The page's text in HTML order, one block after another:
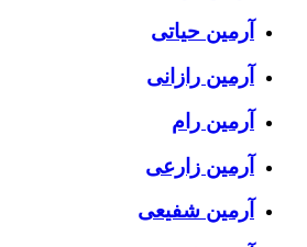
آرمین حیاتی
آرمین رازانی
آرمین رام
آرمین زارعی
آرمین شفیعی